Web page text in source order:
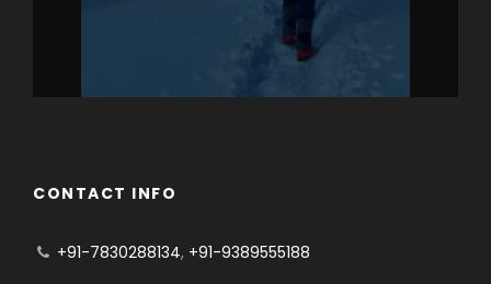
CONTACT INFO
+91-7830288134, +91-9389555188